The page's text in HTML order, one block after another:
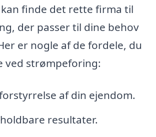
kan finde det rette firma til
der passer til dine behov
er nogle af de fordele, du
ved strømpeforing:
af din ejendom.
resultater.